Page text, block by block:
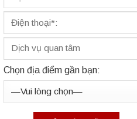
Chọn địa điểm gần bạn: